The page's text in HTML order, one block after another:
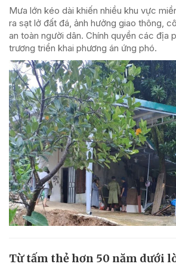
Mưa lớn kéo dài khiến nhiều khu vực
ra sạt lở đất đá, ảnh hưởng giao thông,
an toàn người dân. Chính quyền các địa
trương triển khai phương án ứng phó.
Từ tấm thẻ hơn 50 năm dưới